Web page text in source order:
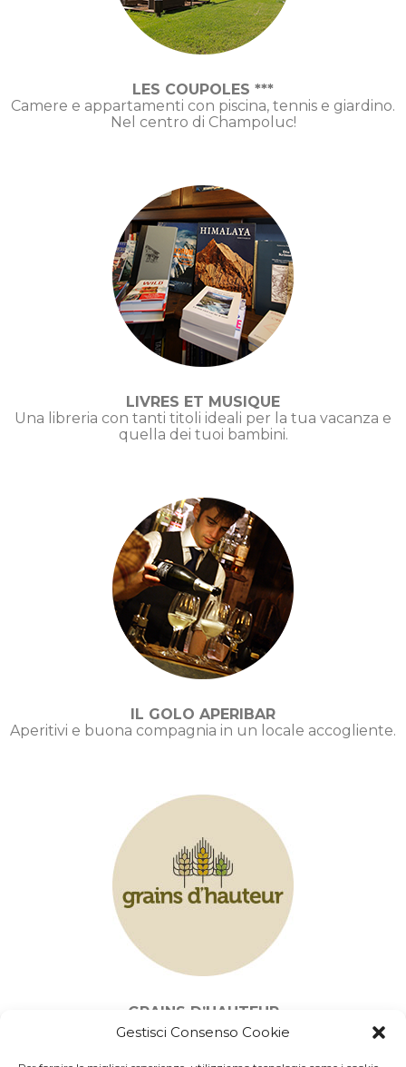
Gestisci Consenso Cookie
LES COUPOLES ***
Camere e appartamenti con piscina, tennis e giardino.
Nel centro di Champoluc!
LIVRES ET MUSIQUE
Una libreria con tanti titoli ideali per la tua vacanza e
quella dei tuoi bambini.
IL GOLO APERIBAR
Aperitivi e buona compagnia in un locale accogliente.
GRAINS D’HAUTEUR
Farine eroiche di montagna da frumento ccoltivato ad